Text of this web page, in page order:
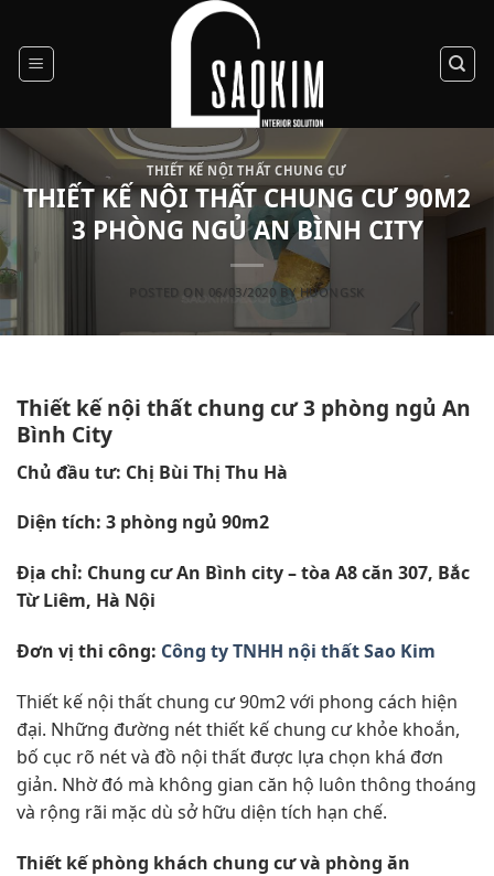
content
THIẾT KẾ NỘI THẤT CHUNG CƯ
THIẾT KẾ NỘI THẤT CHUNG CƯ 90M2
3 PHÒNG NGỦ AN BÌNH CITY
POSTED ON 06/03/2020 BYHUONGSK
Thiết kế nội thất chung cư 3 phòng ngủ An
Bình City
Chủ đầu tư: Chị Bùi Thị Thu Hà
Diện tích: 3 phòng ngủ 90m2
Địa chỉ: Chung cư An Bình city – tòa A8 căn 307, Bắc
Từ Liêm, Hà Nội
Đơn vị thi công: Công ty TNHH nội thất Sao Kim
Thiết kế nội thất chung cư 90m2 với phong cách hiện
đại. Những đường nét thiết kế chung cư khỏe khoắn,
bố cục rõ nét và đồ nội thất được lựa chọn khá đơn
giản. Nhờ đó mà không gian căn hộ luôn thông thoáng
và rộng rãi mặc dù sở hữu diện tích hạn chế.
Thiết kế phòng khách chung cư và phòng ăn